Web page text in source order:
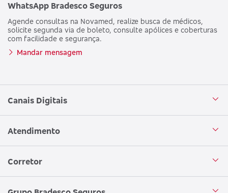
WhatsApp Bradesco Seguros
Agende consultas na Novamed, realize busca de médicos,
solicite segunda via de boleto, consulte apólices e coberturas
com facilidade e segurança.
Mandar mensagem
Canais Digitais
Aplicativo Bradesco Seguros
WhatsApp
Atendimento
Central de Atendimento
Corretor
Seja um corretor